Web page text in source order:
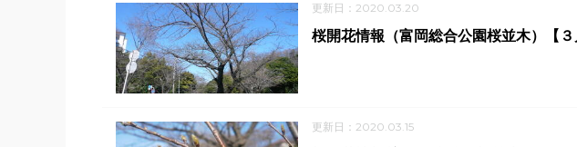
更新日：2020.03.20
桜開花情報（富岡総合公園桜並木）【３
更新日：2020.03.15